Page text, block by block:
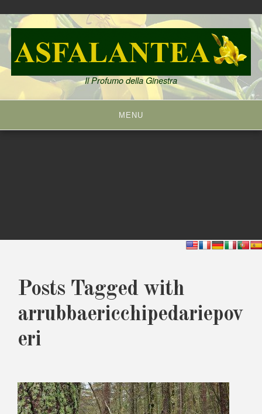
Skip
to
content
Il Profumo della Ginestra
MENU
Posts Tagged with
arrubbaericchipedariepov
eri